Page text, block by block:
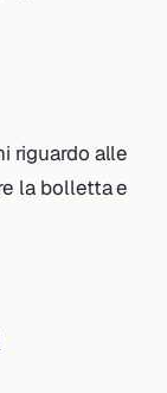
riguardo alle
la bolletta e